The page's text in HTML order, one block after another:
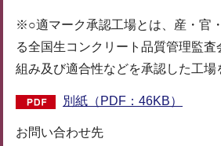
※○適マーク承認工場とは、産・官
る全国生コンクリート品質管理監
組み及び適合性などを承認した工場
別紙（PDF：46KB）
お問い合わせ先